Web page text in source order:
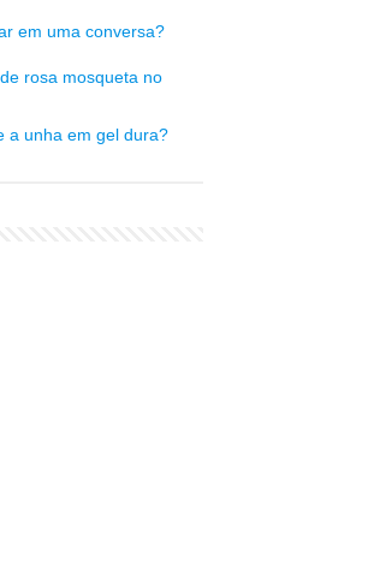
em uma conversa?
rosa mosqueta no
a unha em gel dura?